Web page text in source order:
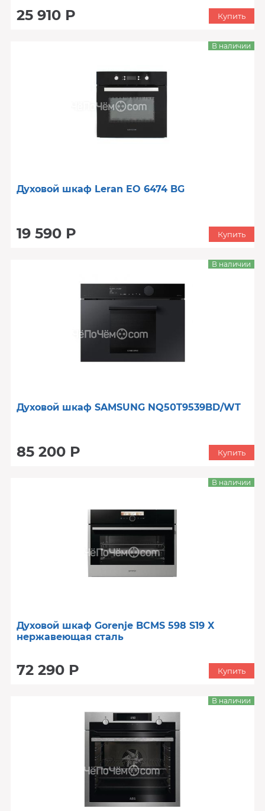
25 910 Р Купить
Духовой шкаф Leran EO 6474 BG
19 590 Р
В наличии
Купить
Духовой шкаф SAMSUNG NQ50T9539BD/WT
85 200 Р
В наличии
Купить
Духовой шкаф Gorenje BCMS 598 S19 X
нержавеющая сталь
72 290 Р
В наличии
Купить
В наличии